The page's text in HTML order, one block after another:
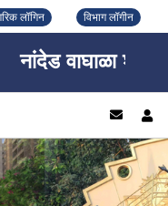
लॉगिन विभाग लॉगीन
वाघाळा शहर